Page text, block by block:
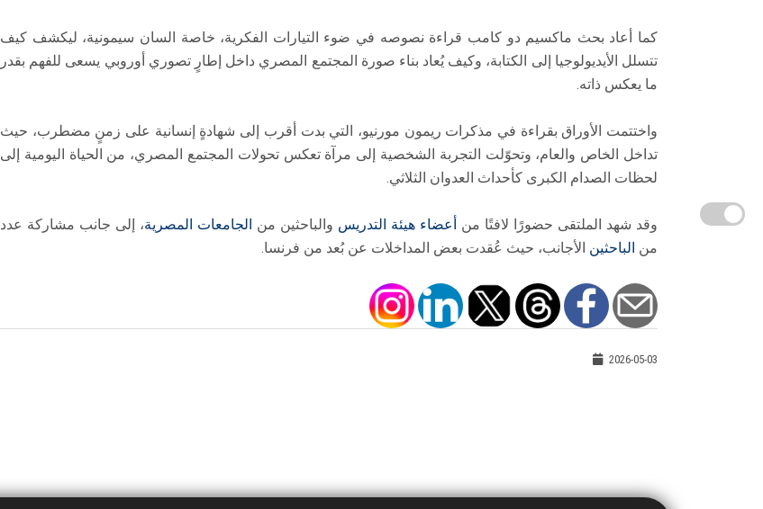
​كما أعاد بحث ماكسيم دو كامب قراءة نصوصه في ضوء التيارات الفكرية، خاصة السان سيمونية، ليكشف كيف
تتسلل الأيديولوجيا إلى الكتابة، وكيف يُعاد بناء صورة المجتمع المصري داخل إطارٍ تصوري أوروبي يسعى للفهم بقدر
ما يعكس ذاته.
​واختتمت الأوراق بقراءة في مذكرات ريمون مورنيو، التي بدت أقرب إلى شهادةٍ إنسانية على زمنٍ مضطرب، حيث
تداخل الخاص والعام، وتحوّلت التجربة الشخصية إلى مرآة تعكس تحولات المجتمع المصري، من الحياة اليومية إلى
لحظات الصدام الكبرى كأحداث العدوان الثلاثي.
​وقد شهد الملتقى حضورًا لافتًا من أعضاء هيئة التدريس والباحثين من الجامعات المصرية، إلى جانب مشاركة عدد
من الباحثين الأجانب، حيث عُقدت بعض المداخلات عن بُعد من فرنسا.
2026-05-03